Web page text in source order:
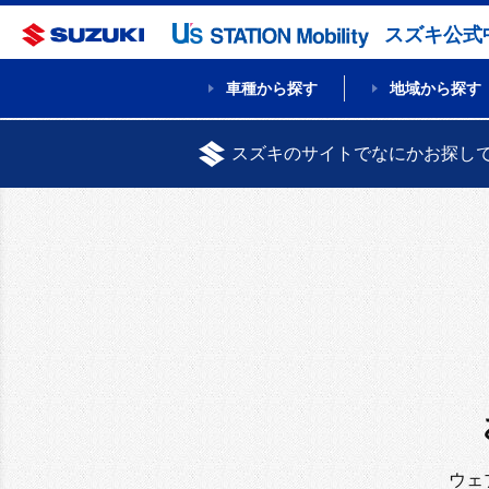
スズキ公式
車種から探す 地域から探す
スズキのサイトでなにかお探し
ウェ